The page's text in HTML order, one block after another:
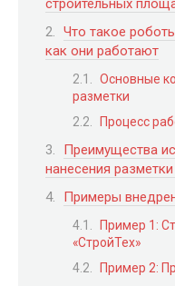
Что такое
как они работают
Основные
разметки
Процесс
Преимущества
нанесения
Примеры
Пример 1:
«СтройТех»
Пример 2: